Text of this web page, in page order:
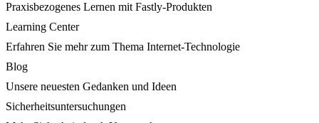
Praxisbezogenes Lernen mit Fastly-Produkten
Learning Center
Erfahren Sie mehr zum Thema Internet-Technologie
Blog
Unsere neuesten Gedanken und Ideen
Sicherheitsuntersuchungen